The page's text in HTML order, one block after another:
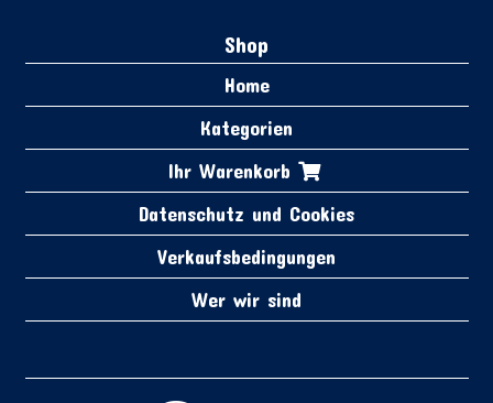
Shop
Home
Kategorien
Ihr Warenkorb
Datenschutz und Cookies
Verkaufsbedingungen
Wer wir sind